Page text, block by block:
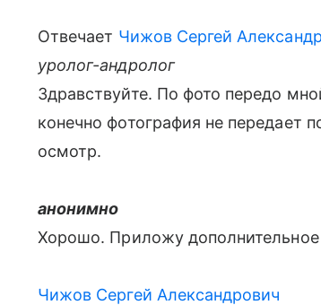
Отвечает Чижов Сергей
уролог-андролог
Здравствуйте. По фото передо
конечно фотография не передает
осмотр.
анонимно
Хорошо. Приложу
Чижов Сергей Александрович